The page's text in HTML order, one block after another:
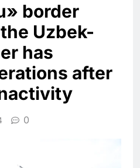
border
Uzbek-
has
after
0